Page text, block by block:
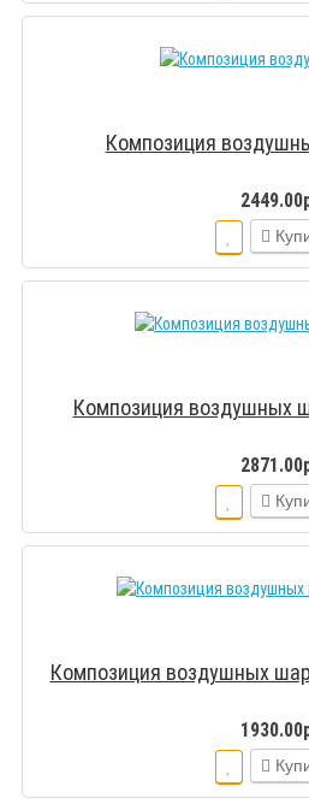
Композиция
Композиция воздушных
Композиция воздушных